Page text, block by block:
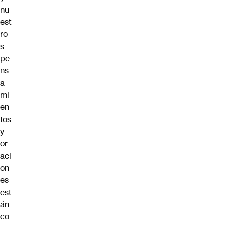
nu
est
ro
s
pe
ns
a
mi
en
tos
y
or
aci
on
es
est
án
co